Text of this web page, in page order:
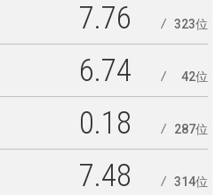
7.76 323位
6.74 42位
0.18 287位
7.48 314位